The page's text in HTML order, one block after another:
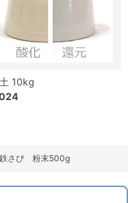
10kg
さび 粉末500g